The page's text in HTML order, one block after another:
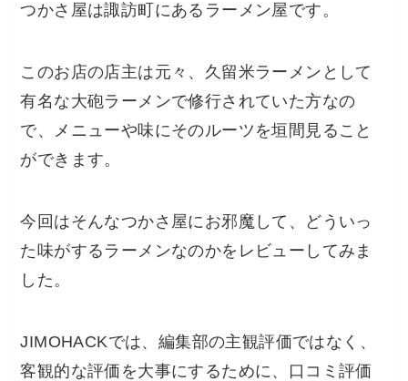
つかさ屋は諏訪町にあるラーメン屋です。
このお店の店主は元々、久留米ラーメンとして
有名な大砲ラーメンで修行されていた方なの
で、メニューや味にそのルーツを垣間見ること
ができます。
今回はそんなつかさ屋にお邪魔して、どういっ
た味がするラーメンなのかをレビューしてみま
した。
JIMOHACKでは、編集部の主観評価ではなく、
客観的な評価を大事にするために、口コミ評価